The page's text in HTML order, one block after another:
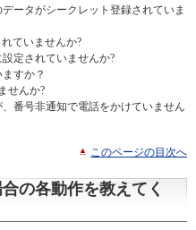
ータがシークレット登録されていま
ていませんか?
設定されていませんか?
すか？
せんか?
番号非通知で電話をかけていません
このページの目次へ
の各動作を教えてく